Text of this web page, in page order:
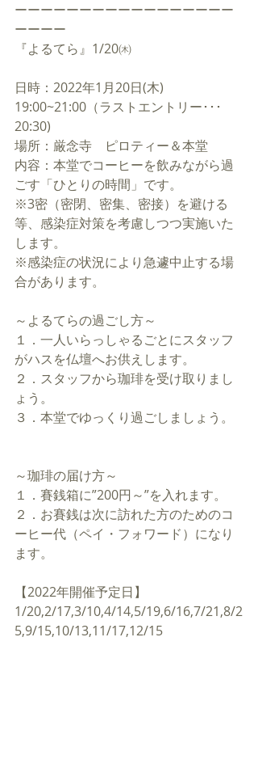
ーーーーーーーーーーーーーーーーー
ーーーー
『よるてら』1/20㈭
日時：2022年1月20日(木)
19:00~21:00（ラストエントリー･･･
20:30)
場所：厳念寺　ピロティー＆本堂
内容：本堂でコーヒーを飲みながら過
ごす「ひとりの時間」です。
※3密（密閉、密集、密接）を避ける
等、感染症対策を考慮しつつ実施いた
します。
※感染症の状況により急遽中止する場
合があります。
～よるてらの過ごし方～
１．一人いらっしゃるごとにスタッフ
がハスを仏壇へお供えします。
２．スタッフから珈琲を受け取りまし
ょう。
３．本堂でゆっくり過ごしましょう。
～珈琲の届け方～
１．賽銭箱に”200円～”を入れます。
２．お賽銭は次に訪れた方のためのコ
ーヒー代（ペイ・フォワード）になり
ます。
【2022年開催予定日】
1/20,2/17,3/10,4/14,5/19,6/16,7/21,8/2
5,9/15,10/13,11/17,12/15